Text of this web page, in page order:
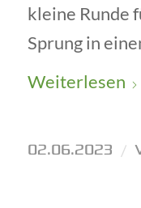
kleine Runde
Sprung in
Weiterlesen
02.06.2023 /